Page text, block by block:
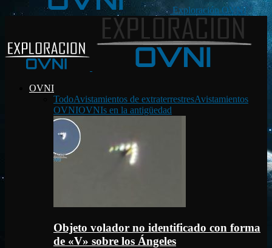
Exploración OVNI
OVNI
TodoAvistamientos de extraterrestresAvistamientos
OVNIOVNIs en la antigüedad
Objeto volador no identificado con forma
de «V» sobre los Ángeles